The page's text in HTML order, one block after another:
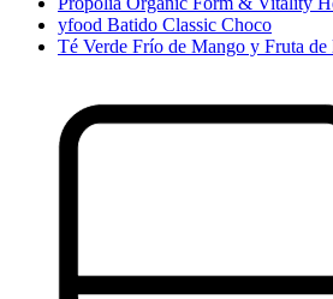
yfood Batido Classic Choco
Té Verde Frío de Mango y Fruta de